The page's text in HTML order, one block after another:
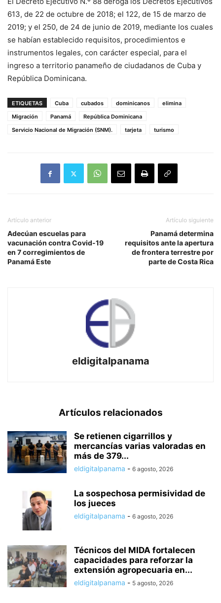
613, de 22 de octubre de 2018; el 122, de 15 de marzo de
2019; y el 250, de 24 de junio de 2019, mediante los cuales
se habían establecido requisitos, procedimientos e
instrumentos legales, con carácter especial, para el
ingreso a territorio panameño de ciudadanos de Cuba y
República Dominicana.
ETIQUETAS Cuba cubados dominicanos
elimina
Migración
Panamá
República Dominicana
Servicio Nacional de Migración (SNM).
tarjeta turismo
Artículo anterior
Adecúan escuelas para
vacunación contra Covid-19
en 7 corregimientos de
Panamá Este
Artículo siguiente
Panamá determina
requisitos ante la apertura
de frontera terrestre por
parte de Costa Rica
eldigitalpanama
Artículos relacionados
Se retienen cigarrillos y
mercancías varias valoradas en
más de 379...
eldigitalpanama - 6 agosto, 2026
La sospechosa permisividad de
los jueces
eldigitalpanama - 6 agosto, 2026
Técnicos del MIDA fortalecen
capacidades para reforzar la
extensión agropecuaria en...
eldigitalpanama - 5 agosto, 2026